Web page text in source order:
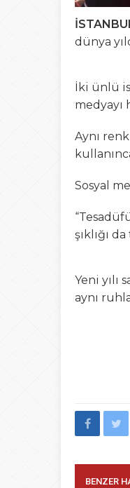
dünya
İki ünlü
Aynı
Sosyal
şıklığı
Yeni yılı
aynı
BENZER